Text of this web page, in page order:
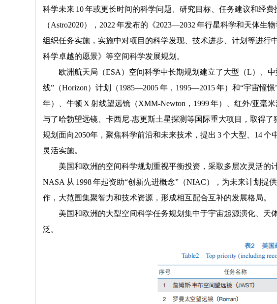
科学未来 10 年或更长时间的科学问题、研究目标、任务建议和经
（Astro2020），2022 年发布的《2023—2032 年行星科学和天体
组织任务实施，实施中对项目的科学发现、技术进步、计划等进行
科学卓越的愿景》等空间科学发展规划。
欧洲航天局（ESA）空间科学中长期规划建立了大型（L）、
线”（Horizon）计划（1985—2005 年，1995—2015 年）和“宇宙憧
年）、牛顿 X 射线望远镜（XMM-Newton，1999 年）、红外/亚毫
与了哈勃望远镜、卡西尼-惠更斯土星探测等国际重大项目，取得了
规划面向2050年，聚焦科学前沿和未来技术，提出 3 个大型、14
灵活实施。
美国和欧洲的空间科学规划重视平衡投资，采取多层次灵活
NASA 从 1998 年起资助“创新先进概念”（NIAC），为未来计划
作，大范围集聚智力和技术资源，形成相互配合互补的发展格局。
美国和欧洲的大型空间科学任务规划集中于宇宙起源演化、
泛。